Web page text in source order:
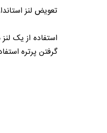
تعویض لنز
استفاده از یک
گرفتن پرتره